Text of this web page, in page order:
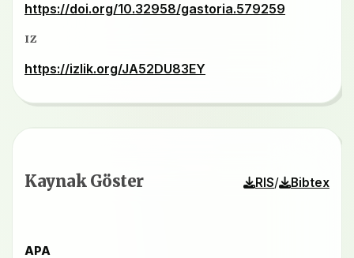
https://doi.org/10.32958/gastoria.579259
IZ
https://izlik.org/JA52DU83EY
Kaynak Göster RIS/ Bibtex
APA